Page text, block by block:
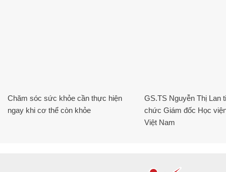
Chăm sóc sức khỏe cần thực hiện
ngay khi cơ thể còn khỏe
GS.TS Nguyễn Thị Lan
chức Giám đốc Học
Việt Nam